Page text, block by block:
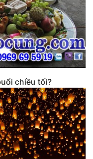
chiều tối?